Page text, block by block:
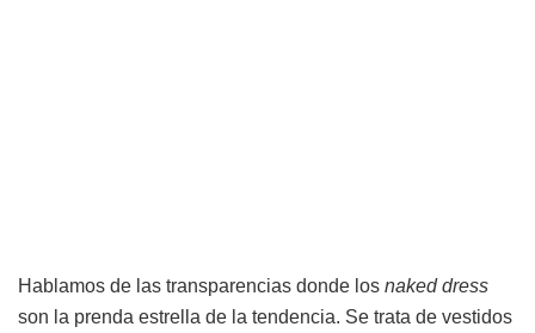
Hablamos de las transparencias donde los naked dress
son la prenda estrella de la tendencia. Se trata de vestidos